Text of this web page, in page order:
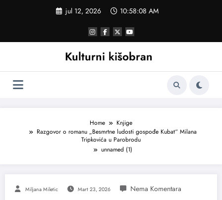
jul 12, 2026 10:58:09 AM
Kulturni kišobran
Home
Knjige
Razgovor o romanu „Besmrtne ludosti gospođe Kubat“ Milana
Tripkovića u Parobrodu
unnamed (1)
Miljana Miletic Mart 23, 2026